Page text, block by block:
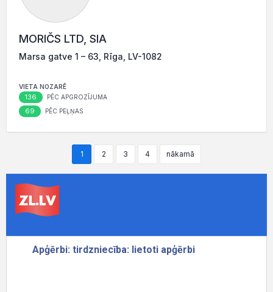
MORIČS LTD, SIA
Marsa gatve 1 – 63, Rīga, LV-1082
VIETA NOZARĒ
136 PĒC APGROZĪJUMA
69 PĒC PEĻŅAS
1 2 3 4 nākamā